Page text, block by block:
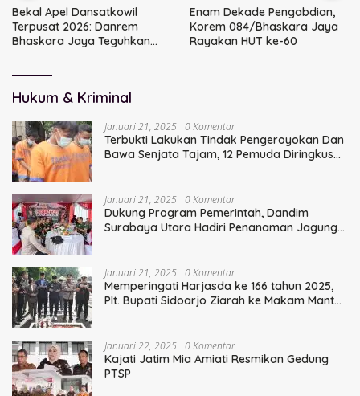
Bekal Apel Dansatkowil
Terpusat 2026: Danrem
Bhaskara Jaya Teguhkan
Enam Dekade Pengabdian,
Korem 084/Bhaskara Jaya
Rayakan HUT ke-60
Hukum & Kriminal
Januari 21, 2025 0 Komentar
Terbukti Lakukan Tindak Pengeroyokan Dan
Bawa Senjata Tajam, 12 Pemuda Diringkus
Januari 21, 2025 0 Komentar
Dukung Program Pemerintah, Dandim
Surabaya Utara Hadiri Penanaman Jagung
Januari 21, 2025 0 Komentar
Memperingati Harjasda ke 166 tahun 2025,
Plt. Bupati Sidoarjo Ziarah ke Makam Mantan
Januari 22, 2025 0 Komentar
Kajati Jatim Mia Amiati Resmikan Gedung
PTSP